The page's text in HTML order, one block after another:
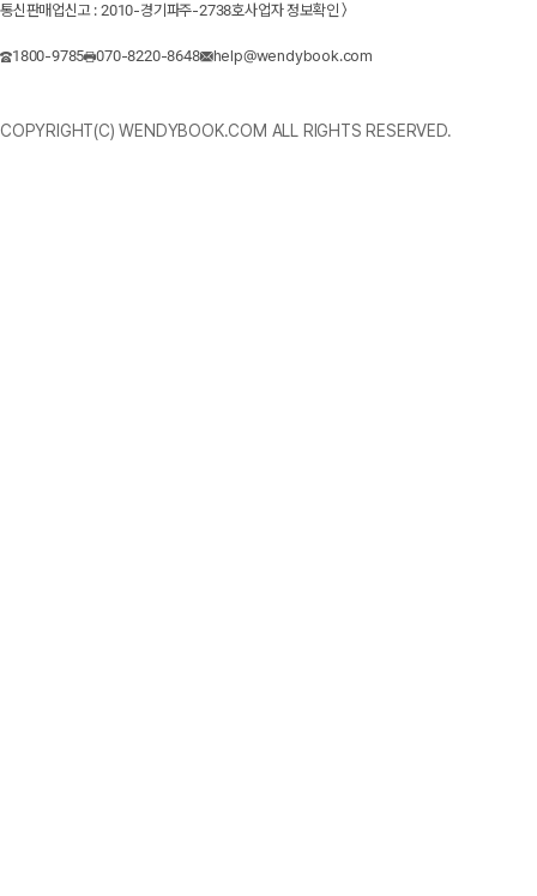
통신판매업신고 : 2010-경기파주-2738호사업자 정보확인 〉
1800-9785 070-8220-8648 help@wendybook.com
COPYRIGHT(C) WENDYBOOK.COM ALL RIGHTS RESERVED.